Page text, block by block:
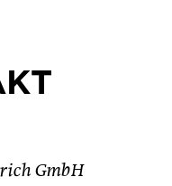
GmbH